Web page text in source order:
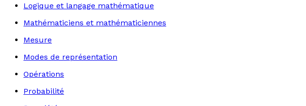
Logique et langage mathématique
Mathématiciens et mathématiciennes
Mesure
Modes de représentation
Opérations
Probabilité